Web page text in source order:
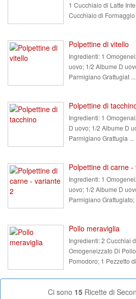
1 Cucchiaio di Latte
Cucchiaio di Formaggio
Polpettine di vitello
Ingredienti: 1
uovo; 1/2 Albume D
Parmigiano Grattugiat ...
Polpettine di
Ingredienti: 1
D uovo; 1/2 Albume D
Parmigiano Grattugia ...
Polpettine di carne -
Ingredienti: 1
uovo; 1/2 Albume D
Parmigiano Grattugiato;
Pollo meraviglia
Ingredienti:2 Cucchiai
Omogeneizzato Di
Pomodoro; 1 Pezzetto
Ci sono 15 Ricette di